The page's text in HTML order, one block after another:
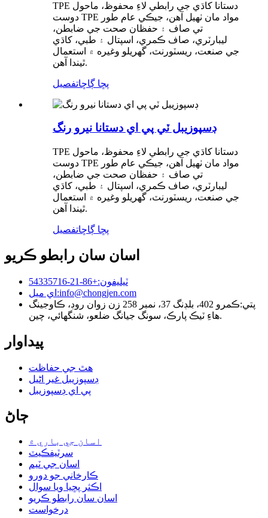
TPE دستانا کاڌي جي رابطي لاءِ محفوظ، ماحول
دوست TPE مواد مان ٺهيل آهن، جيڪي عام طور
تي صاف ۽ حفظان صحت جي ضابطن،
ليبارٽري، صاف ڪمري، اسپتال ۽ طبي، کاڌي
جي صنعت، ريسٽورنٽ، گهريلو وغيره ۾ استعمال
ٿيندا آهن.
پڇا ڳاڇاتفصيل
ڊسپوزيبل ٽي پي اي دستانا نيرو رنگ
TPE دستانا کاڌي جي رابطي لاءِ محفوظ، ماحول
دوست TPE مواد مان ٺهيل آهن، جيڪي عام طور
تي صاف ۽ حفظان صحت جي ضابطن،
ليبارٽري، صاف ڪمري، اسپتال ۽ طبي، کاڌي
جي صنعت، ريسٽورنٽ، گهريلو وغيره ۾ استعمال
ٿيندا آهن.
پڇا ڳاڇاتفصيل
اسان سان رابطو ڪريو
ٽيليفون:+86-21-54335716
اي ميل:info@chongjen.com
پتي:
ڪمرو 402، بلڊنگ 37، نمبر 258 زن زوان روڊ، ڪاوجينگ
هاءِ ٽيڪ پارڪ، سونگ جيانگ ضلعو، شنگھائي، چين.
پيداوار
هٿ جي حفاظت
ڊسپوزيبل غير اڻيل
پي اي ڊسپوزيبل
ڄاڻ
اسان جي باري ۾
سرٽيفڪيٽ
اسان جي ٽيم
ڪارخاني جو دورو
اڪثر پڇيا ويا سوال
اسان سان رابطو ڪريو
درخواست